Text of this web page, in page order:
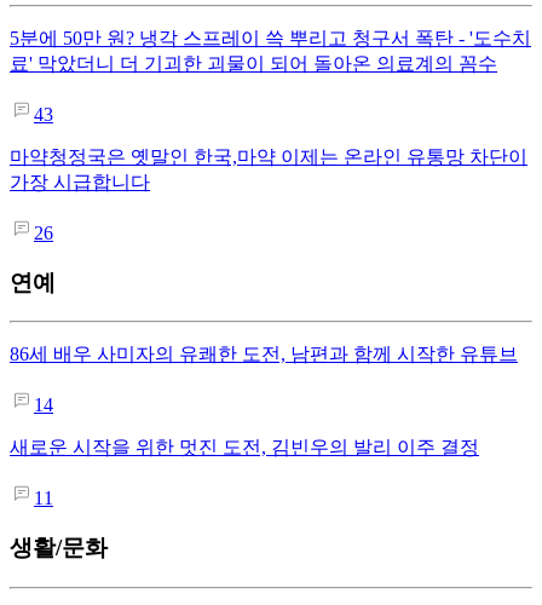
5분에 50만 원? 냉각 스프레이 쓱 뿌리고 청구서 폭탄 - '도수치
료' 막았더니 더 기괴한 괴물이 되어 돌아온 의료계의 꼼수
43
마약청정국은 옛말인 한국,마약 이제는 온라인 유통망 차단이
가장 시급합니다
26
연예
86세 배우 사미자의 유쾌한 도전, 남편과 함께 시작한 유튜브
14
새로운 시작을 위한 멋진 도전, 김빈우의 발리 이주 결정
11
생활/문화